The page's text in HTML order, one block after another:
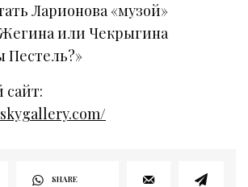
Ларионова «музой»
или Чекрыгина
Пестель?»
SHARE